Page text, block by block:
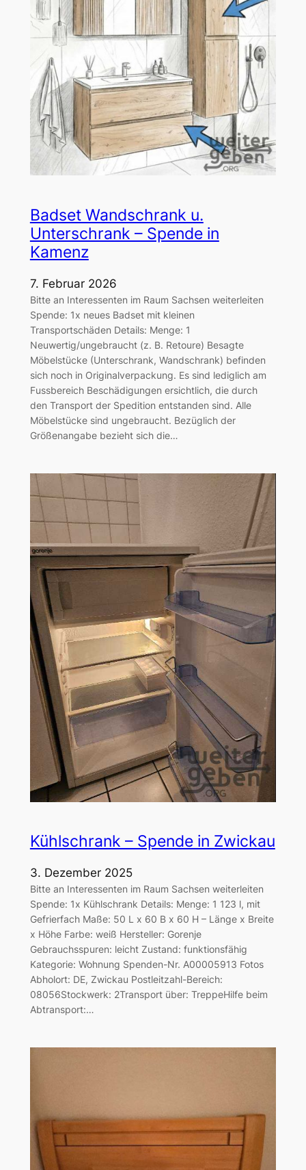
Badset Wandschrank u.
Unterschrank – Spende in
Kamenz
7. Februar 2026
Bitte an Interessenten im Raum Sachsen weiterleiten
Spende: 1x neues Badset mit kleinen
Transportschäden Details: Menge: 1
Neuwertig/ungebraucht (z. B. Retoure) Besagte
Möbelstücke (Unterschrank, Wandschrank) befinden
sich noch in Originalverpackung. Es sind lediglich am
Fussbereich Beschädigungen ersichtlich, die durch
den Transport der Spedition entstanden sind. Alle
Möbelstücke sind ungebraucht. Bezüglich der
Größenangabe bezieht sich die…
Kühlschrank – Spende in Zwickau
3. Dezember 2025
Bitte an Interessenten im Raum Sachsen weiterleiten
Spende: 1x Kühlschrank Details: Menge: 1 123 l, mit
Gefrierfach Maße: 50 L x 60 B x 60 H – Länge x Breite
x Höhe Farbe: weiß Hersteller: Gorenje
Gebrauchsspuren: leicht Zustand: funktionsfähig
Kategorie: Wohnung Spenden-Nr. A00005913 Fotos
Abholort: DE, Zwickau Postleitzahl-Bereich:
08056Stockwerk: 2Transport über: TreppeHilfe beim
Abtransport:…